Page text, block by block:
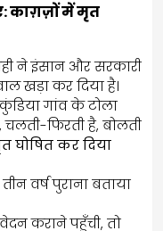
काग़ज़ों में मृत
ने इंसान और सरकारी
खड़ा कर दिया है।
गांव के टोला
फिरती है, बोलती
घोषित कर दिया
वर्ष पुराना बताया
कराने पहुँची, तो